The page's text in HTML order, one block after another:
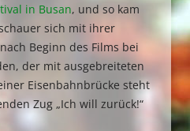
in Busan, und so kam
sich mit ihrer
Beginn des Films bei
der mit ausgebreiteten
Eisenbahnbrücke steht
Zug „Ich will zurück!“